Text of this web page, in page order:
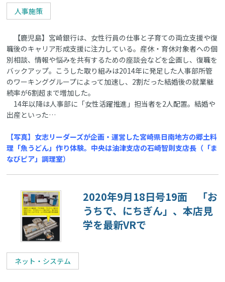
人事施策
【鹿児島】宮崎銀行は、女性行員の仕事と子育ての両立支援や復
職後のキャリア形成支援に注力している。産休・育休対象者への個
別相談、情報や悩みを共有するための座談会などを企画し、復職を
バックアップ。こうした取り組みは2014年に発足した人事部所管
のワーキンググループによって加速し、2割だった結婚後の就業継
続率が6割超まで増加した。
14年以降は人事部に「女性活躍推進」担当者を2人配置。結婚や
出産といった…
【写真】女志リーダーズが企画・運営した宮崎県日南地方の郷土料
理「魚うどん」作り体験。中央は油津支店の石崎智則支店長（「ま
なびピア」調理室）
2020年9月18日号19面 「お
うちで、にちぎん」、本店見
学を最新VRで
ネット・システム